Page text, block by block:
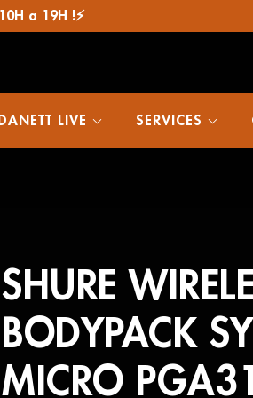
a 19H !⚡
DANETT LIVE SERVICES
SHURE
BODYPACK
MICRO PGA31